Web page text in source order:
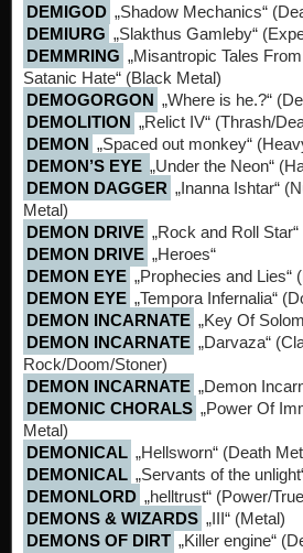
DEMIGOD „Shadow Mechanics“
DEMIURG „Slakthus Gamleby“
DEMMRING „Misantropic Tales
Satanic Hate“ (Black Metal)
DEMOGORGON „Where is he.?“
DEMOLITION „Relict IV“ (Thrash/
DEMON „Spaced out monkey“
DEMON’S EYE „Under the Neon“
DEMON DAGGER „Inanna Ishtar“
Metal)
DEMON DRIVE „Rock and Roll
DEMON DRIVE „Heroes“
DEMON EYE „Prophecies and Lies“
DEMON EYE „Tempora Infernalia“
DEMON INCARNATE „Key Of
DEMON INCARNATE „Darvaza“
Rock/Doom/Stoner)
DEMON INCARNATE „Demon
DEMONIC CHORALS „Power Of
Metal)
DEMONICAL „Hellsworn“ (Death
DEMONICAL „Servants of the
DEMONLORD „helltrust“ (Power/
DEMONS & WIZARDS „III“ (Metal)
DEMONS OF DIRT „Killer engine“